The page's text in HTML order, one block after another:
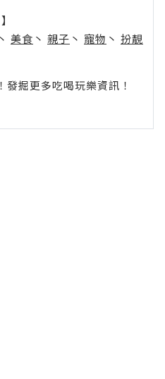
丶 美食 丶 親子 丶 寵物 丶 扮靚
掘更多吃喝玩樂資訊！